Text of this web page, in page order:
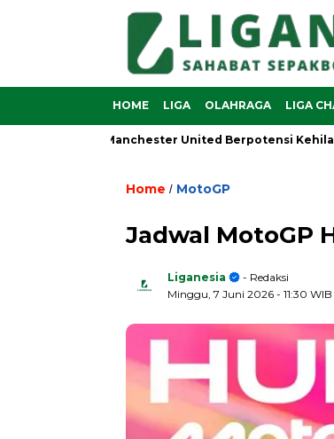
HOME LIGA OLAHRAGA LIGA
Sesko, Manchester United Berpotensi Kehilangan
Home / MotoGP
Jadwal MotoGP
Liganesia
- Redaksi
Minggu, 7 Juni 2026 - 11:30 WIB